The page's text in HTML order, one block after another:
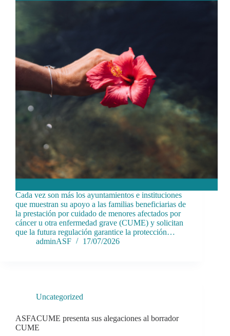
Cada vez son más los ayuntamientos e instituciones
que muestran su apoyo a las familias beneficiarias de
la prestación por cuidado de menores afectados por
cáncer u otra enfermedad grave (CUME) y solicitan
que la futura regulación garantice la protección…
adminASF
17/07/2026
Uncategorized
ASFACUME presenta sus alegaciones al borrador
CUME